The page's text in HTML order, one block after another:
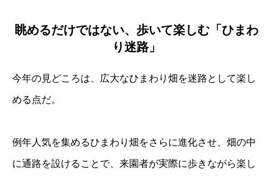
眺めるだけではない、歩いて楽しむ「ひまわ
り迷路」
今年の見どころは、広大なひまわり畑を迷路として楽し
める点だ。
例年人気を集めるひまわり畑をさらに進化させ、畑の中
に通路を設けることで、来園者が実際に歩きながら楽し